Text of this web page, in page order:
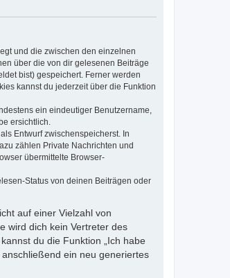
und die zwischen den einzelnen
über die von dir gelesenen Beiträge
bist) gespeichert. Ferner werden
kannst du jederzeit über die Funktion
ein eindeutiger Benutzername,
ersichtlich.
Entwurf zwischenspeicherst. In
zählen Private Nachrichten und
übermittelte Browser-
Status von deinen Beiträgen oder
auf einer Vielzahl von
wird dich kein Vertreter des
du die Funktion „Ich habe
ein neu generiertes